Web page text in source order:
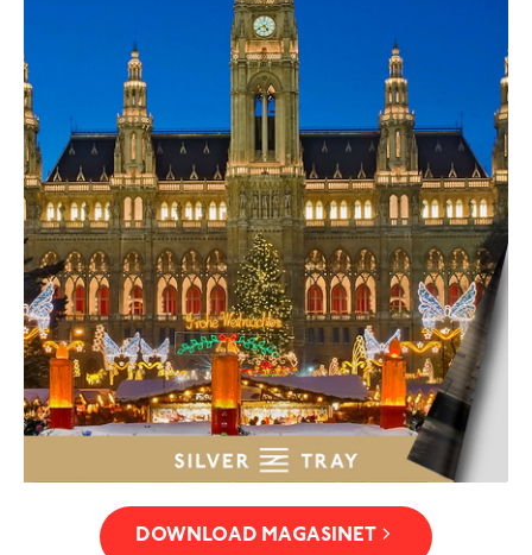
DOWNLOAD MAGASINET